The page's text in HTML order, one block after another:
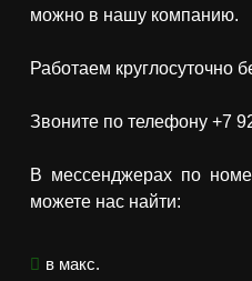
можно в нашу компанию.
Работаем круглосуточно
Звоните по телефону +7
В мессенджерах по
можете нас найти:
в макс.